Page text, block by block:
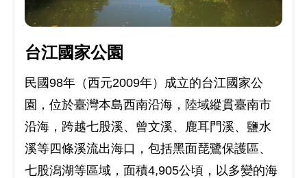
台江國家公園
民國98年（西元2009年）成立的台江國家公
園，位於臺灣本島西南沿海，陸域縱貫臺南市
沿海，跨越七股溪、曾文溪、鹿耳門溪、鹽水
溪等四條溪流出海口，包括黑面琵鷺保護區、
七股潟湖等區域，面積4,905公頃，以多變的海